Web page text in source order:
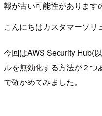
報が古い可能性があります
こんにちはカスタマーソリ
今回はAWS Security Hub(
ルを無効化する方法が２
で確かめてみました。